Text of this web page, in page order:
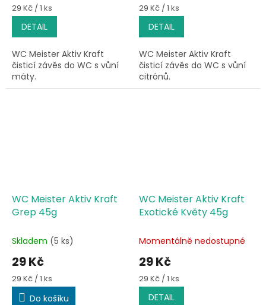
Měrná
cena:
29 Kč / 1 ks
DETAIL
WC Meister Aktiv Kraft
čisticí závěs do WC s vůní
máty.
Měrná
cena:
29 Kč / 1 ks
DETAIL
WC Meister Aktiv Kraft
čisticí závěs do WC s vůní
citrónů.
WC Meister Aktiv Kraft
Grep 45g
Skladem (5 ks)
29 Kč
Měrná
cena:
29 Kč / 1 ks
Do košíku
WC Meister Aktiv Kraft
Exotické Květy 45g
Momentálně nedostupné
29 Kč
Měrná
cena:
29 Kč / 1 ks
DETAIL